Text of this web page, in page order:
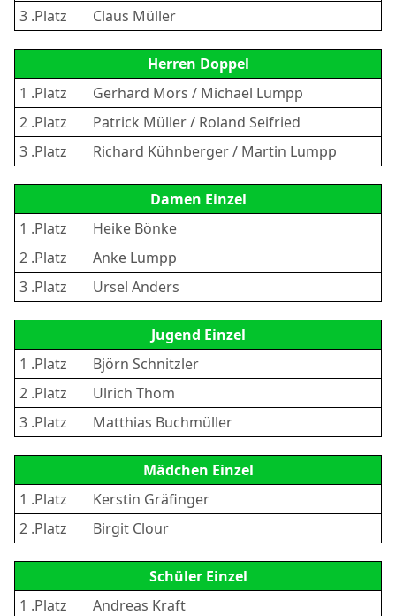
3 .Platz
Claus Müller
Herren Doppel
1 .Platz
Gerhard Mors / Michael Lumpp
2 .Platz
Patrick Müller / Roland Seifried
3 .Platz
Richard Kühnberger / Martin Lumpp
Damen Einzel
1 .Platz
Heike Bönke
2 .Platz
Anke Lumpp
3 .Platz
Ursel Anders
Jugend Einzel
1 .Platz
Björn Schnitzler
2 .Platz
Ulrich Thom
3 .Platz
Matthias Buchmüller
Mädchen Einzel
1 .Platz
Kerstin Gräfinger
2 .Platz
Birgit Clour
Schüler Einzel
1 .Platz
Andreas Kraft